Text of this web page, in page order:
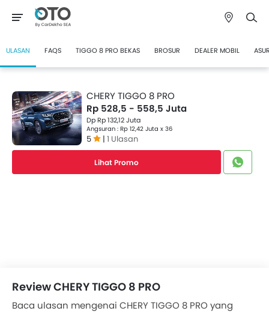
ULASAN FAQS TIGGO 8 PRO BEKAS BROSUR DEALER MOBIL
CHERY TIGGO 8 PRO
Rp 528,5 - 558,5 Juta
Dp Rp 132,12 Juta
Angsuran : Rp 12,42 Juta x 36
5 | 1 Ulasan
Lihat Promo
Review CHERY TIGGO 8 PRO
Baca ulasan mengenai CHERY TIGGO 8 PRO yang